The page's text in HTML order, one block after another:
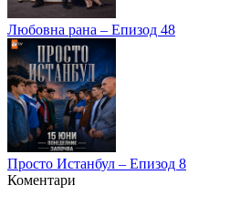
Любовна рана – Епизод 48
Просто Истанбул – Епизод 8
Коментари